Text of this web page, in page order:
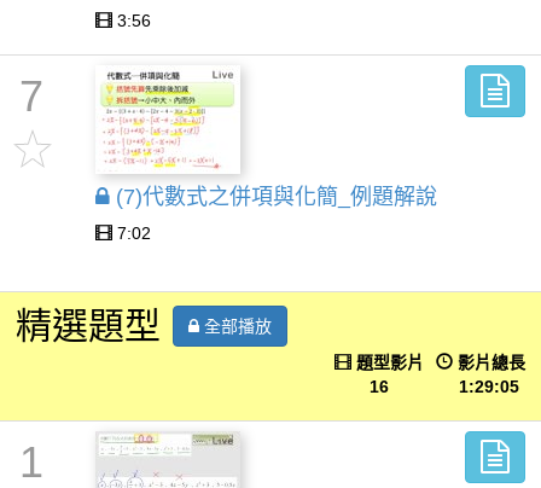
3:56
7
(7)代數式之併項與化簡_例題解說
7:02
精選題型
全部播放
影片總長
1:29:05
題型影片
16
1